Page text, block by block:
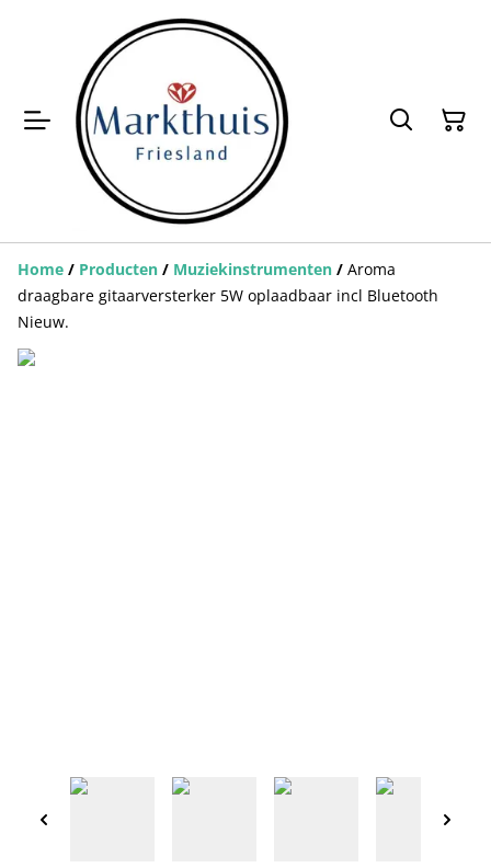
Home / Producten / Muziekinstrumenten / Aroma
draagbare gitaarversterker 5W oplaadbaar incl Bluetooth
Nieuw.